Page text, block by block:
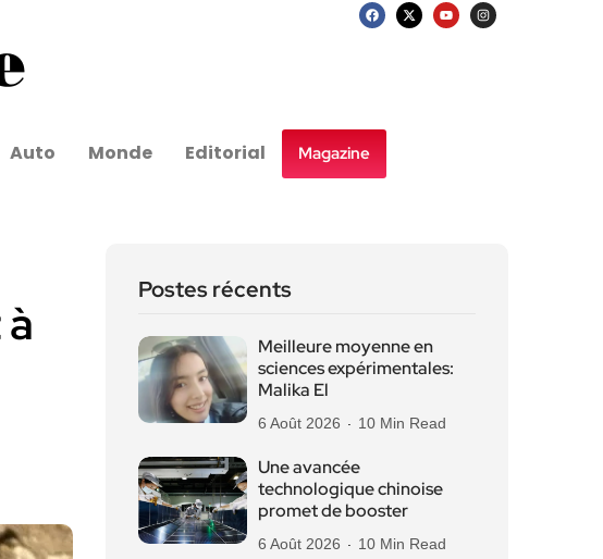
Auto Monde Editorial Magazine
Postes récents
Meilleure moyenne en
sciences expérimentales:
Malika El
6 Août 2026 10 Min Read
Une avancée
technologique chinoise
promet de booster
6 Août 2026 10 Min Read